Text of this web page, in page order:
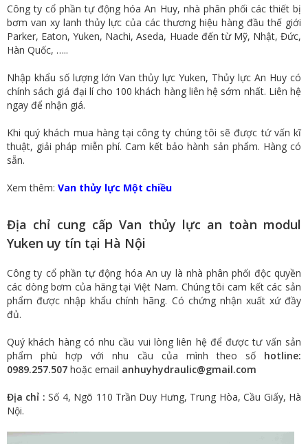
Công ty cổ phần tự động hóa An Huy, nhà phân phối các thiết bị
bơm van xy lanh thủy lực của các thương hiệu hàng đầu thế giới
Parker, Eaton, Yuken, Nachi, Aseda, Huade đến từ Mỹ, Nhật, Đức,
Hàn Quốc, …..
Nhập khẩu số lượng lớn Van thủy lực Yuken, Thủy lực An Huy có
chính sách giá đại lí cho 100 khách hàng liên hệ sớm nhất. Liên hệ
ngay để nhận giá.
Khi quý khách mua hàng tại công ty chúng tôi sẽ được tứ vấn kĩ
thuật, giải pháp miễn phí. Cam kết bảo hành sản phẩm. Hàng có
sẵn.
Xem thêm: Van thủy lực Một chiều
Địa chỉ cung cấp Van thủy lực an toàn modul
Yuken uy tín tại Hà Nội
Công ty cổ phần tự động hóa An uy là nhà phân phối độc quyền
các dòng bơm của hãng tại Việt Nam. Chúng tôi cam kết các sản
phẩm được nhập khẩu chính hãng. Có chứng nhận xuất xứ đầy
đủ.
Quý khách hàng có nhu cầu vui lòng liên hệ để được tư vấn sản
phẩm phù hợp với nhu cầu của mình theo số hotline:
0989.257.507 hoặc email anhuyhydraulic@gmail.com
Địa chỉ : Số 4, Ngõ 110 Trần Duy Hưng, Trung Hòa, Cầu Giấy, Hà
Nội.